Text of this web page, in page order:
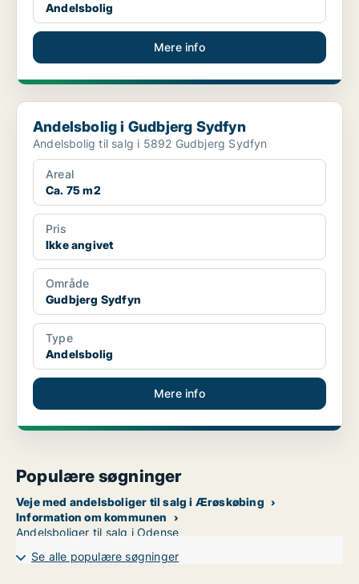
Andelsbolig
Mere info
Andelsbolig i Gudbjerg Sydfyn
Andelsbolig i Gudbjerg Sydfyn
Andelsbolig til salg i 5892 Gudbjerg Sydfyn
Areal
Ca. 75 m2
Pris
Ikke angivet
Område
Gudbjerg Sydfyn
Type
Andelsbolig
Mere info
Populære søgninger
Veje med andelsboliger til salg i Ærøskøbing
Information om kommunen
Andelsboliger til salg i Odense
Se alle populære søgninger